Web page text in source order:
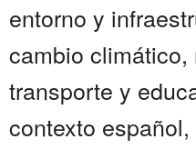
entorno y
cambio climático,
transporte y
contexto